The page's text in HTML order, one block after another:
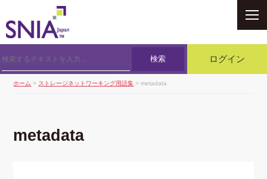
検索 ログイン
ホーム > ストレージネットワーキング用語集 > metadata
metadata